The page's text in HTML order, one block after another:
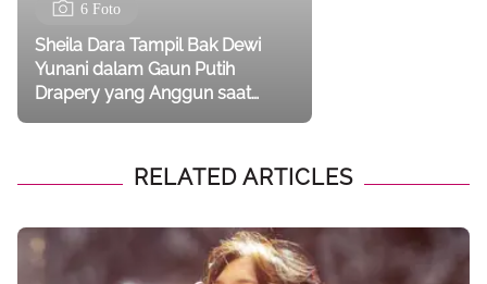
6 Foto
Sheila Dara Tampil Bak Dewi
Yunani dalam Gaun Putih
Drapery yang Anggun saat
RELATED ARTICLES